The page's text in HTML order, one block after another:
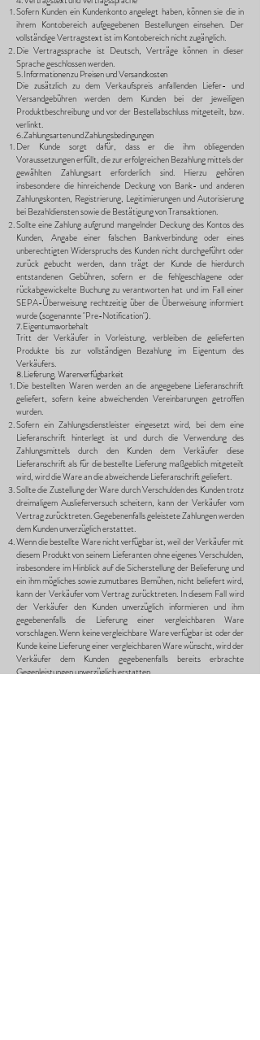
Sofern Kunden ein Kundenkonto angelegt haben, können sie die in
ihrem Kontobereich aufgegebenen Bestellungen einsehen. Der
vollständige Vertragstext ist im Kontobereich nicht zugänglich.
Die Vertragssprache ist Deutsch, Verträge können in dieser
Sprache geschlossen werden.
5. Informationen zu Preisen und Versandkosten
Die zusätzlich zu dem Verkaufspreis anfallenden Liefer- und
Versandgebühren werden dem Kunden bei der jeweiligen
Produktbeschreibung und vor der Bestellabschluss mitgeteilt, bzw.
verlinkt.
6. Zahlungsarten und Zahlungsbedingungen
Der Kunde sorgt dafür, dass er die ihm obliegenden
Voraussetzungen erfüllt, die zur erfolgreichen Bezahlung mittels der
gewählten Zahlungsart erforderlich sind. Hierzu gehören
insbesondere die hinreichende Deckung von Bank- und anderen
Zahlungskonten, Registrierung, Legitimierungen und Autorisierung
bei Bezahldiensten sowie die Bestätigung von Transaktionen.
Sollte eine Zahlung aufgrund mangelnder Deckung des Kontos des
Kunden, Angabe einer falschen Bankverbindung oder eines
unberechtigten Widerspruchs des Kunden nicht durchgeführt oder
zurück gebucht werden, dann trägt der Kunde die hierdurch
entstandenen Gebühren, sofern er die fehlgeschlagene oder
rückabgewickelte Buchung zu verantworten hat und im Fall einer
SEPA-Überweisung rechtzeitig über die Überweisung informiert
wurde (sogenannte "Pre-Notification").
7. Eigentumsvorbehalt
Tritt der Verkäufer in Vorleistung, verbleiben die gelieferten
Produkte bis zur vollständigen Bezahlung im Eigentum des
Verkäufers.
8. Lieferung, Warenverfügbarkeit
Die bestellten Waren werden an die angegebene Lieferanschrift
geliefert, sofern keine abweichenden Vereinbarungen getroffen
wurden.
Sofern ein Zahlungsdienstleister eingesetzt wird, bei dem eine
Lieferanschrift hinterlegt ist und durch die Verwendung des
Zahlungsmittels durch den Kunden dem Verkäufer diese
Lieferanschrift als für die bestellte Lieferung maßgeblich mitgeteilt
wird, wird die Ware an die abweichende Lieferanschrift geliefert.
Sollte die Zustellung der Ware durch Verschulden des Kunden trotz
dreimaligem Auslieferversuch scheitern, kann der Verkäufer vom
Vertrag zurücktreten. Gegebenenfalls geleistete Zahlungen werden
dem Kunden unverzüglich erstattet.
Wenn die bestellte Ware nicht verfügbar ist, weil der Verkäufer mit
diesem Produkt von seinem Lieferanten ohne eigenes Verschulden,
insbesondere im Hinblick auf die Sicherstellung der Belieferung und
ein ihm mögliches sowie zumutbares Bemühen, nicht beliefert wird,
kann der Verkäufer vom Vertrag zurücktreten. In diesem Fall wird
der Verkäufer den Kunden unverzüglich informieren und ihm
gegebenenfalls die Lieferung einer vergleichbaren Ware
vorschlagen. Wenn keine vergleichbare Ware verfügbar ist oder der
Kunde keine Lieferung einer vergleichbaren Ware wünscht, wird der
Verkäufer dem Kunden gegebenenfalls bereits erbrachte
Gegenleistungen unverzüglich erstatten.